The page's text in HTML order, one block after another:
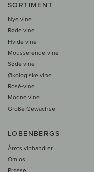
SORTIMENT
Nye vine
Røde vine
Hvide vine
Mousserende vine
Søde vine
Økologiske vine
Rosé-vine
Modne vine
Große Gewächse
LOBENBERGS
Årets vinhandler
Om os
Presse